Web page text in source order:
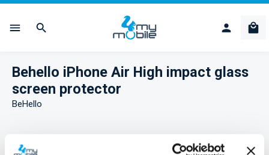
Behello iPhone Air High impact glass
screen protector
BeHello